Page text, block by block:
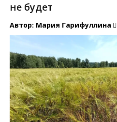
не будет
Автор: Мария Гарифуллина